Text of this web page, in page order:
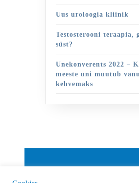
Uus uroloogia kliinik
Testosterooni teraapia,
süst?
Unekonverents 2022 –
meeste uni muutub
kehvemaks